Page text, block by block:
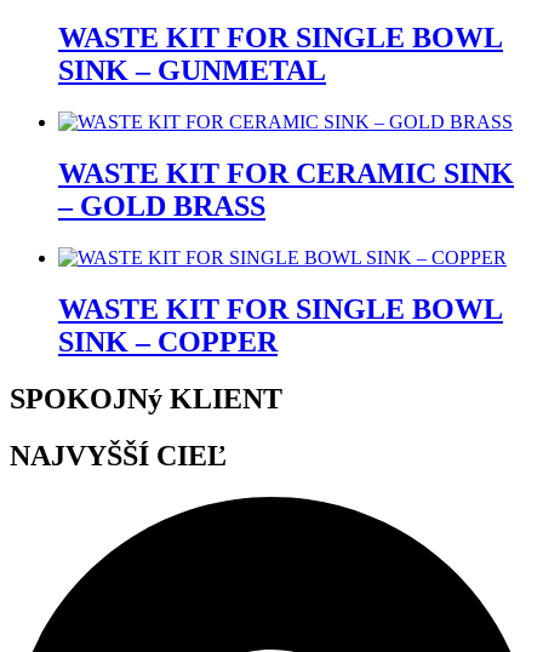
WASTE KIT FOR SINGLE BOWL
SINK – GUNMETAL
WASTE KIT FOR CERAMIC SINK
– GOLD BRASS
WASTE KIT FOR SINGLE BOWL
SINK – COPPER
SPOKOJNý KLIENT
NAJVYŠŠÍ CIEĽ